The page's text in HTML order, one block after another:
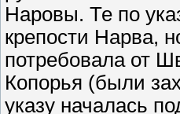
Наровы. Те по
крепости Нарва,
потребовала от
Копорья (были
указу началась